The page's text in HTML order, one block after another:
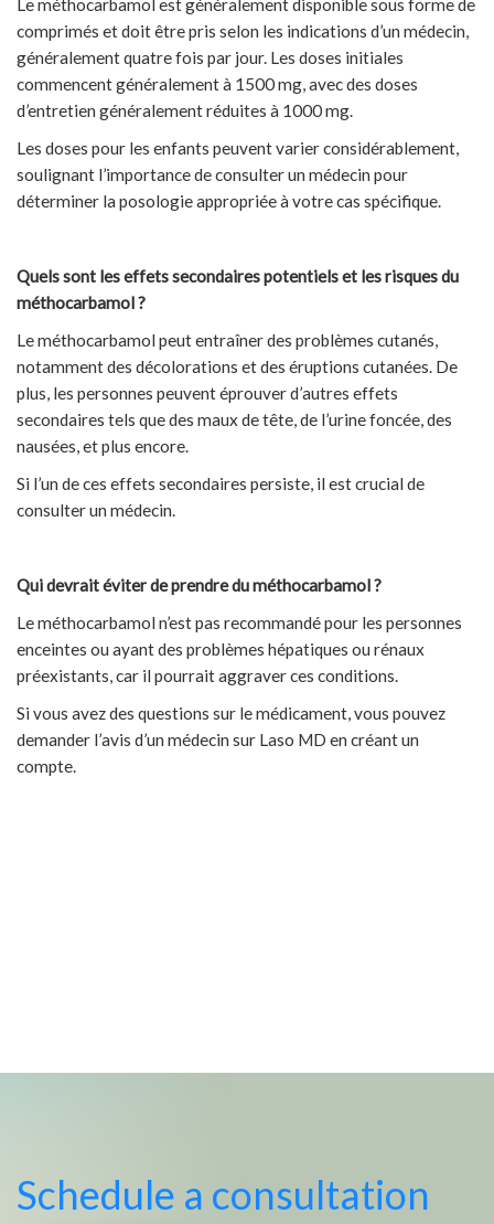
Le méthocarbamol est généralement disponible sous forme de
comprimés et doit être pris selon les indications d’un médecin,
généralement quatre fois par jour. Les doses initiales
commencent généralement à 1500 mg, avec des doses
d’entretien généralement réduites à 1000 mg.
Les doses pour les enfants peuvent varier considérablement,
soulignant l’importance de consulter un médecin pour
déterminer la posologie appropriée à votre cas spécifique.
Quels sont les effets secondaires potentiels et les risques du
méthocarbamol ?
Le méthocarbamol peut entraîner des problèmes cutanés,
notamment des décolorations et des éruptions cutanées. De
plus, les personnes peuvent éprouver d’autres effets
secondaires tels que des maux de tête, de l’urine foncée, des
nausées, et plus encore.
Si l’un de ces effets secondaires persiste, il est crucial de
consulter un médecin.
Qui devrait éviter de prendre du méthocarbamol ?
Le méthocarbamol n’est pas recommandé pour les personnes
enceintes ou ayant des problèmes hépatiques ou rénaux
préexistants, car il pourrait aggraver ces conditions.
Si vous avez des questions sur le médicament, vous pouvez
demander l’avis d’un médecin sur Laso MD en créant un
compte.
Schedule a consultation